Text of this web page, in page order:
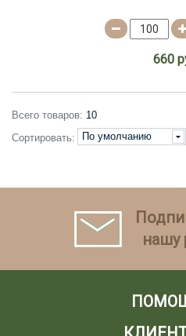
660
Всего товаров: 10
Сортировать:
По умолчанию
нашу